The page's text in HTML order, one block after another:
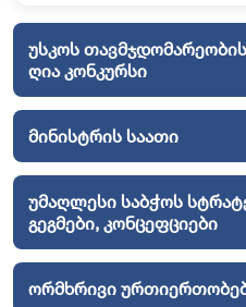
უსკოს
ღია კონკურსი
მინისტრის საათი
უმაღლესი საბჭოს
გეგმები, კონცეფციები
ორმხრივი